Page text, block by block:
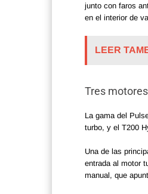
junto con faros
en el interior de
LEER
Tres
La gama del
turbo, y el T200
Una de las
entrada al motor
manual, que